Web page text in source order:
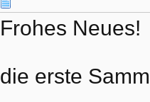
Frohes Neues!
die erste